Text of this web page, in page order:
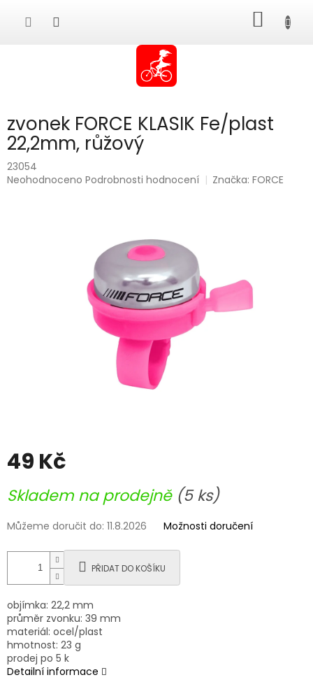
KOŠÍK
zvonek FORCE KLASIK Fe/plast
22,2mm, růžový
23054
Průměrné
Neohodnoceno Podrobnosti hodnocení Značka:FORCE
49 Kč
cena:
Skladem na prodejně (5 ks)
Můžeme doručit do: 11.8.2026 Možnosti doručení
PŘIDAT DO KOŠÍKU
objímka: 22,2 mm
průměr zvonku: 39 mm
materiál: ocel/plast
hmotnost: 23 g
prodej po 5 k
Detailní informace